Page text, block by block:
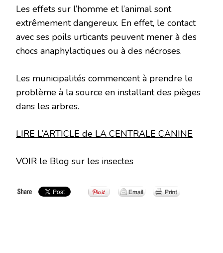
Les effets sur l’homme et l’animal sont
extrêmement dangereux. En effet, le contact
avec ses poils urticants peuvent mener à des
chocs anaphylactiques ou à des nécroses.
Les municipalités commencent à prendre le
problème à la source en installant des pièges
dans les arbres.
LIRE L’ARTICLE de LA CENTRALE CANINE
VOIR le Blog sur les insectes